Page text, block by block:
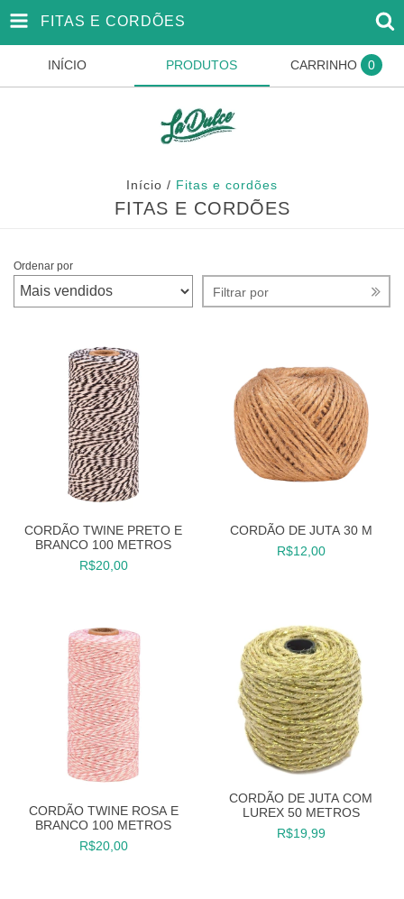
FITAS E CORDÕES
INÍCIO PRODUTOS CARRINHO 0
Início / Fitas e cordões
FITAS E CORDÕES
Ordenar por
Filtrar por
CORDÃO TWINE PRETO E
BRANCO 100 METROS
R$20,00
CORDÃO DE JUTA 30 M
R$12,00
CORDÃO TWINE ROSA E
BRANCO 100 METROS
R$20,00
CORDÃO DE JUTA COM
LUREX 50 METROS
R$19,99